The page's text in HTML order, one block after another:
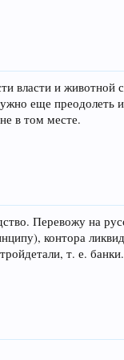
власти и
еще
в том месте.
Перевожу на
контора
т. е.